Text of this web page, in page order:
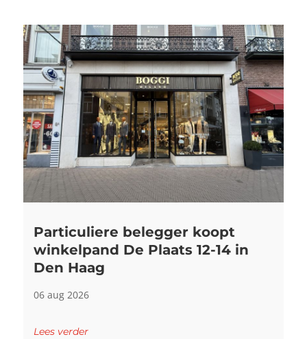
Particuliere belegger koopt
winkelpand De Plaats 12-14 in
Den Haag
06 aug 2026
Lees verder